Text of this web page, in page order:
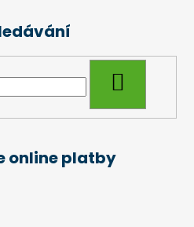
online platby